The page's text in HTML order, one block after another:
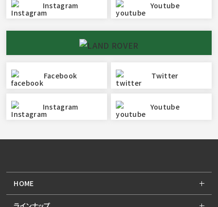
Instagram Youtube
Facebook Twitter
Instagram Youtube
HOME